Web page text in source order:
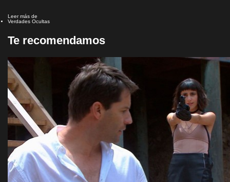
Leer más de
Verdades Ocultas
Te recomendamos